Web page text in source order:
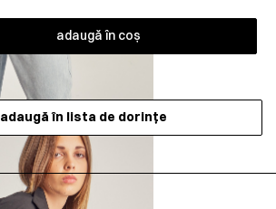
adaugă în coș
adaugă în lista de dorințe